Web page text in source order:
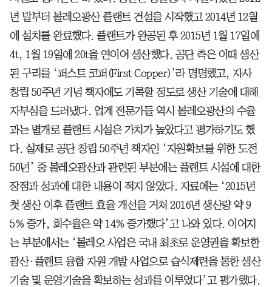
년 말부터 볼레오광산 플랜트 건설을 시작했고 2014년 12월
에 설치를 완료했다. 플랜트가 완공된 후 2015년 1월 17일에
4t, 1월 19일에 20t을 연이어 생산했다. 공단 측은 이때 생산
된 구리를 ‘퍼스트 코퍼(First Copper)’라 명명했고, 자사
창립 50주년 기념 책자에도 기록할 정도로 생산 기술에 대해
자부심을 드러냈다. 업계 전문가들 역시 볼레오광산의 수율
과는 별개로 플랜트 시설은 가치가 높았다고 평가하기도 했
다. 실제로 공단 창립 50주년 책자인 ‘자원확보를 위한 도전
50년’ 중 볼레오광산과 관련된 부분에는 플랜트 시설에 대한
장점과 성과에 대한 내용이 적지 않았다. 자료에는 ‘2015년
첫 생산 이후 플랜트 효율 개선을 거쳐 2016년 생산량 약 9
5% 증가, 회수율은 약 14% 증가했다’고 나와 있다. 이어지
는 부분에서는 ‘볼레오 사업은 국내 최초로 운영권을 확보한
광산·플랜트 융합 자원 개발 사업으로 습식제련을 통한 생산
기술 및 운영기술을 확보하는 성과를 이루었다’고 평가했다.